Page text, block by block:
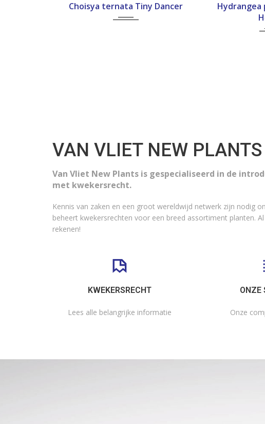
Choisya ternata Tiny Dancer
Hydrangea
VAN VLIET NEW PLANTS
Van Vliet New Plants is gespecialiseerd in de
met kwekersrecht.
Kennis van zaken en een groot wereldwijd netwerk zijn nodig
beheert kwekersrechten voor een breed assortiment planten.
rekenen!
KWEKERSRECHT
Lees alle belangrijke informatie
ONZE
Onze